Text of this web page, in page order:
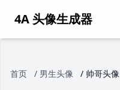
4A 头像生成器
首页 / 男生头像 / 帅哥头像